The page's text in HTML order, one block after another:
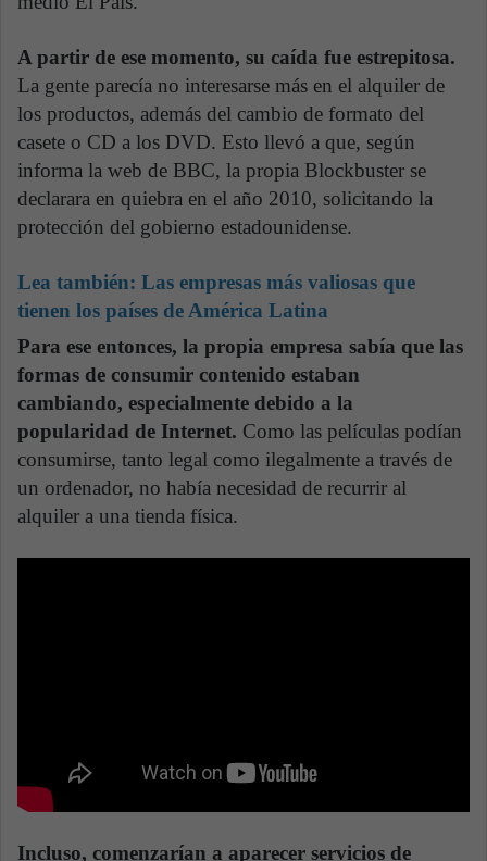
A partir de ese momento, su caída fue estrepitosa.
La gente parecía no interesarse más en el alquiler de
los productos, además del cambio de formato del
casete o CD a los DVD. Esto llevó a que, según
informa la web de BBC, la propia Blockbuster se
declarara en quiebra en el año 2010, solicitando la
protección del gobierno estadounidense.
Lea también: Las empresas más valiosas que
tienen los países de América Latina
Para ese entonces, la propia empresa sabía que las
formas de consumir contenido estaban
cambiando, especialmente debido a la
popularidad de Internet. Como las películas podían
consumirse, tanto legal como ilegalmente a través de
un ordenador, no había necesidad de recurrir al
alquiler a una tienda física.
Incluso, comenzarían a aparecer servicios de